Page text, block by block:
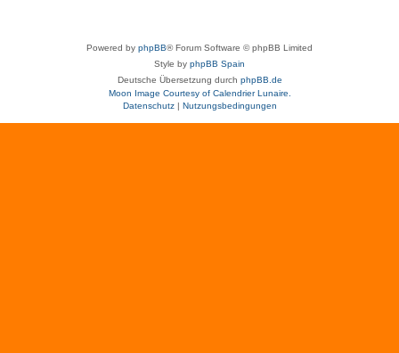
Powered by phpBB® Forum Software © phpBB Limited
Style by phpBB Spain
Deutsche Übersetzung durch phpBB.de
Moon Image Courtesy of Calendrier Lunaire.
Datenschutz| Nutzungsbedingungen